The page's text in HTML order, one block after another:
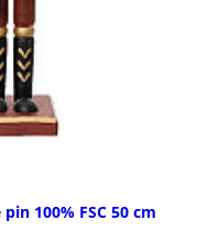
100% FSC 50 cm